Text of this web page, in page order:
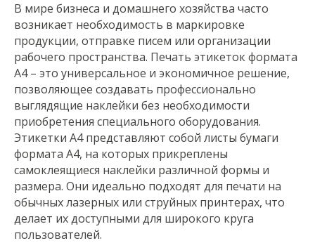
В мире бизнеса и домашнего хозяйства часто
возникает необходимость в маркировке
продукции, отправке писем или организации
рабочего пространства. Печать этикеток формата
А4 – это универсальное и экономичное решение,
позволяющее создавать профессионально
выглядящие наклейки без необходимости
приобретения специального оборудования.
Этикетки А4 представляют собой листы бумаги
формата А4, на которых прикреплены
самоклеящиеся наклейки различной формы и
размера. Они идеально подходят для печати на
обычных лазерных или струйных принтерах, что
делает их доступными для широкого круга
пользователей.